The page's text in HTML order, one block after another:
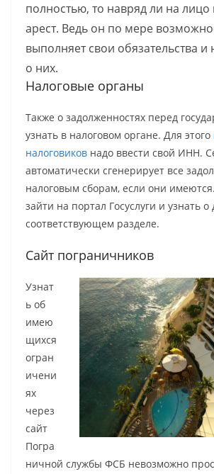
полностью, то навряд ли на
арест. Ведь он по мере
выполняет свои обязательства и
о них.
Налоговые органы
Также о задолженностях перед
узнать в налоговом органе. Для этого
налоговиков надо ввести свой ИНН.
автоматически сгенерирует все
налоговым сборам, если они
зайти на портал Госуслуги и узнать о
соответствующем разделе.
Сайт пограничников
Узнат
ь об
имею
щихся
огран
ичени
ях
через
сайт
Погра
ничной службы ФСБ невозможно